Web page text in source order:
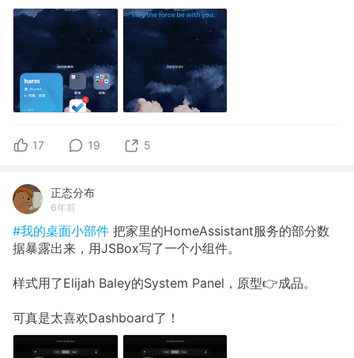
17 19 5
正态分布
6年前
#我的桌面小部件 把家里的HomeAssistant服务的部分数
据暴露出来，用JSBox写了一个小组件。
样式用了Elijah Baley的System Panel，原型👉成品。
可真是太喜欢Dashboard了！